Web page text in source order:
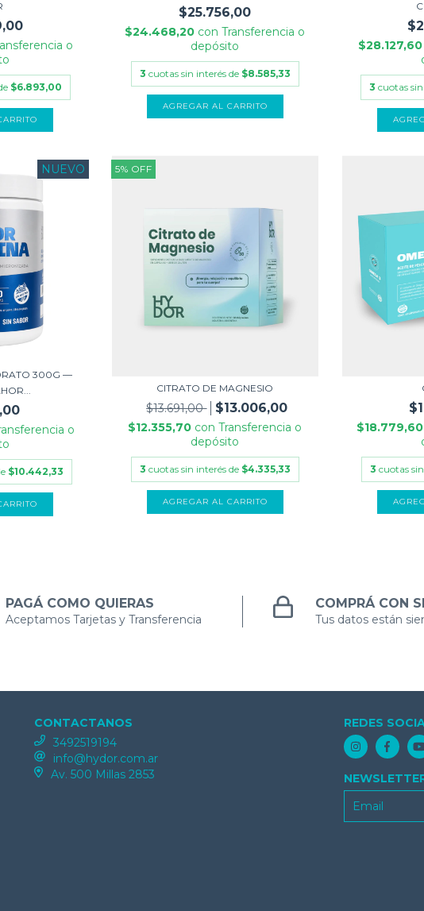
o
$6.893,00
$25.756,00
$24.468,20 con Transferencia o
depósito
3 cuotas sin interés de $8.585,33
AGREGAR AL CARRITO
$28.127,60
3 cuotas
NUEVO
300G —
o
$10.442,33
5% OFF
CITRATO DE MAGNESIO
$13.691,00 $13.006,00
$12.355,70 con Transferencia o
depósito
3 cuotas sin interés de $4.335,33
AGREGAR AL CARRITO
$18.779,60
3 cuotas
PAGÁ COMO QUIERAS
Aceptamos Tarjetas y Transferencia
COMPRÁ CON
Tus datos están
CONTACTANOS
3492519194
info@hydor.com.ar
Av. 500 Millas 2853
REDES